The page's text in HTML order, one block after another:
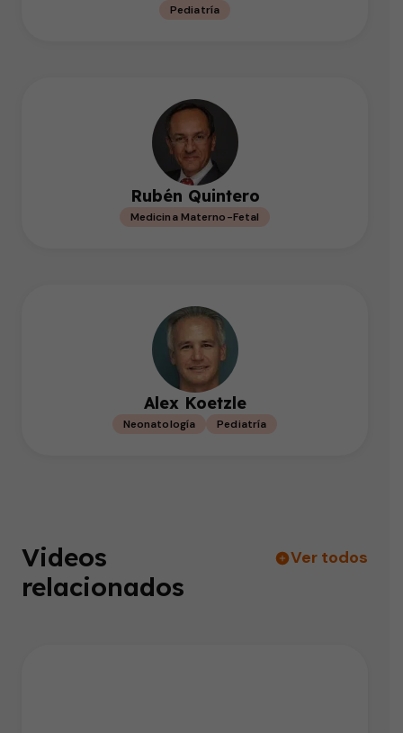
Pediatría
Rubén Quintero
Medicina Materno-Fetal
Alex Koetzle
Neonatología Pediatría
Videos
relacionados
Ver todos